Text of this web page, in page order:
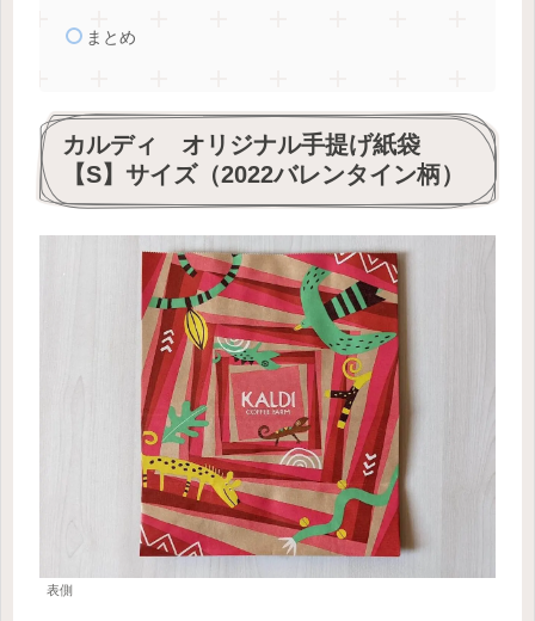
まとめ
カルディ オリジナル手提げ紙袋
【S】サイズ（2022バレンタイン柄）
表側